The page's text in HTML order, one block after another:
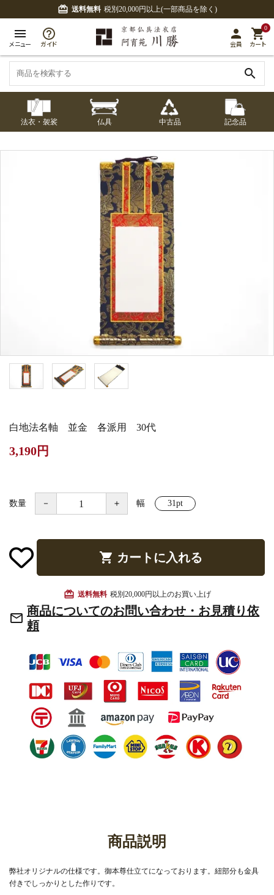
card_giftcard 送料無料 税別20,000円以上(一部商品を除く)
menu
メニュー ガイド
person
会員
0
shopping_cart
カート
search
七条袈裟
法衣・袈裟
色衣・裳附
布袍・間衣
襦袢・裾除け
草履・はきもの
得度・中仏用品
輪袈裟・畳袈裟
記念品
経本入・念珠入・式
収納
記念品・おつかいも
書籍
仏具
卓類・常香盤・礼盤 天蓋・瓔珞・吊金具
灯明具・灯明準備用
金香炉・花瓶・火立
土香炉・香炉台・香
仏器・供笥・供物
きん・きん台・鳴物 ご法要用品・箱類
椅子・机・その他仏
讃佛歌掛図
打敷・礼盤打敷・下
掛・水引
欄間・障子・襖・翠
簾
中古品
白地法名軸 並金 各派用 30代
3,190円
数量 － ＋ 幅 31pt
shopping_cart カートに入れる
card_giftcard 送料無料 税別20,000円以上のお買い上げ
mail_outline 商品についてのお問い合わせ・お見積り依
頼
商品説明
弊社オリジナルの仕様です。御本尊仕立てになっております。紐部分も金具
付きでしっかりとした作りです。